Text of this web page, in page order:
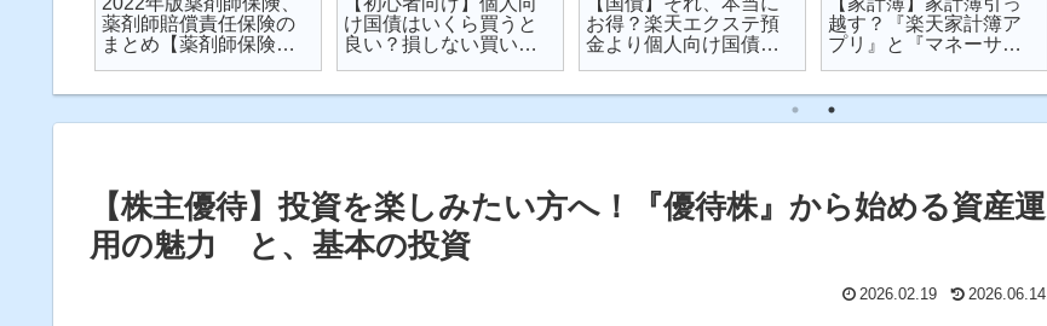
薬剤師賠償責任保険の
まとめ【薬剤師保険】
け国債はいくら買うと
良い？損しない買い方
お得？楽天エクステ預
金より個人向け国債を
越す？『楽天家計簿ア
プリ』と『マネーサポ
【株主優待】投資を楽しみたい方へ！『優待株』から始める資産運
用の魅力 と、基本の投資
2026.02.19 2026.06.14